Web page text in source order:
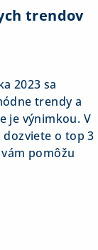
trendov
2023 sa
trendy a
je výnimkou. V
o top 3
pomôžu